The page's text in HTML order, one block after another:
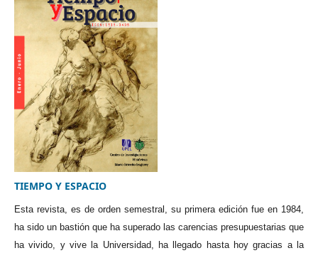
TIEMPO Y ESPACIO
Esta revista, es de orden semestral, su primera edición fue en 1984,
ha sido un bastión que ha superado las carencias presupuestarias que
ha vivido, y vive la Universidad, ha llegado hasta hoy gracias a la